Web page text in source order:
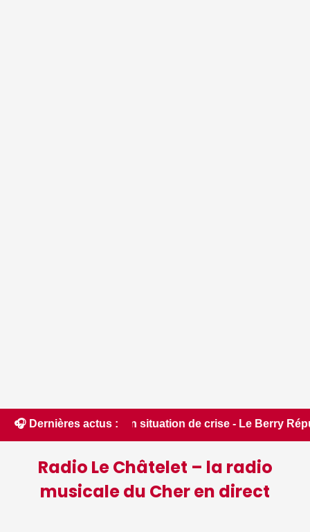
🎧 Dernières actus :
en situation de crise - Le Berry Républicain •
Radio Le Châtelet – la radio
musicale du Cher en direct